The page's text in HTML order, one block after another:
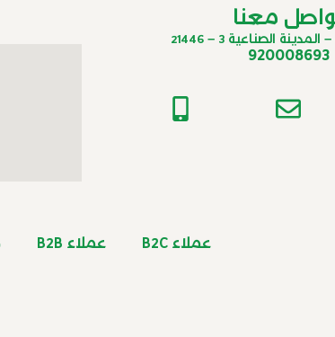
معنا
الصناعية 3 – 21446
920008693
عملاء B2C عملاء B2B